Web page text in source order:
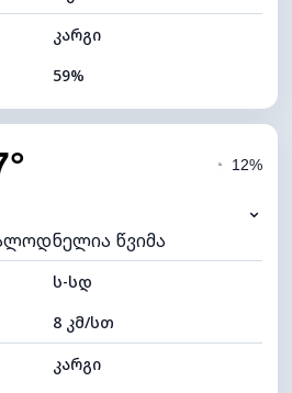
კარგი
59%
10 კმ
7 (ნათელი)
11280 მ
◔ 12%
⌄
წვიმა
ს-სდ
8 კმ/სთ
კარგი